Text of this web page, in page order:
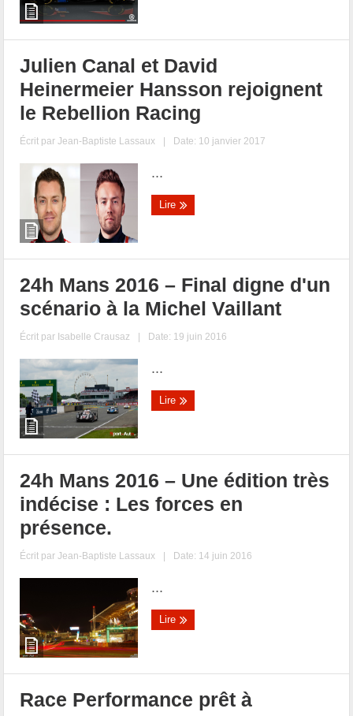
Julien Canal et David
Heinermeier Hansson rejoignent
le Rebellion Racing
Écrit parJean-Baptiste Lassaux | Date: 10 janvier 2017
...
Lire
24h Mans 2016 – Final digne d'un
scénario à la Michel Vaillant
Écrit par Isabelle Crausaz | Date: 19 juin 2016
...
Lire
24h Mans 2016 – Une édition très
indécise : Les forces en
présence.
Écrit parJean-Baptiste Lassaux | Date: 14 juin 2016
...
Lire
Race Performance prêt à